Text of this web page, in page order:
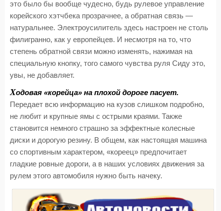
это было бы вообще чудесно, будь рулевое управление
корейского хэтчбека прозрачнее, а обратная связь —
натуральнее. Электроусилитель здесь настроен не столь
филигранно, как у европейцев. И несмотря на то, что
степень обратной связи можно изменять, нажимая на
специальную кнопку, того самого чувства руля Сиду это,
увы, не добавляет.
Ходовая «корейца» на плохой дороге пасует.
Передает всю информацию на кузов слишком подробно,
не любит и крупные ямы с острыми краями. Также
становится немного страшно за эффектные колесные
диски и дорогую резину. В общем, как настоящая машина
со спортивным характером, «кореец» предпочитает
гладкие ровные дороги, а в наших условиях движения за
рулем этого автомобиля нужно быть начеку.